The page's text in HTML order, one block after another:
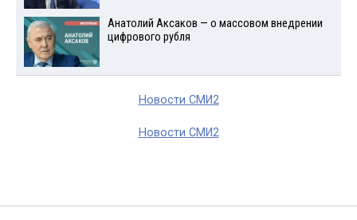
Анатолий Аксаков — о массовом внедрении
цифрового рубля
Новости СМИ2
Новости СМИ2